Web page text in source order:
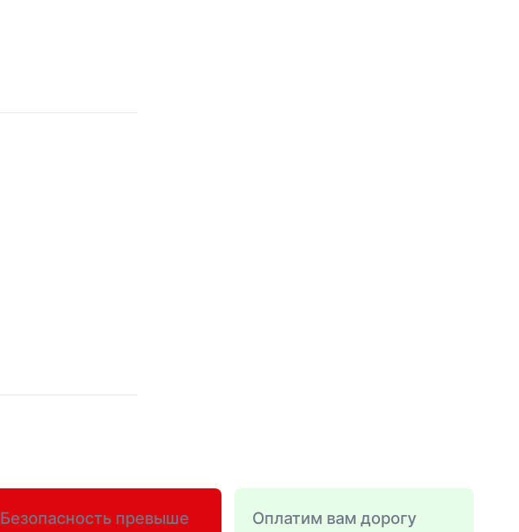
Безопасность превыше
Оплатим вам дорогу